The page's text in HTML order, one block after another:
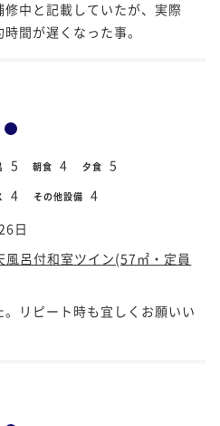
中と記載していたが、実際
間が遅くなった事。
5 朝食 4 夕食 5
4 その他設備 4
日
風呂付和室ツイン(57㎡・定員
リピート時も宜しくお願いい